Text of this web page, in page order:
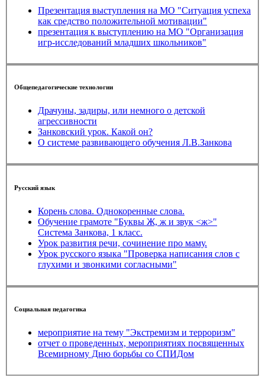
Презентация выступления на МО "Ситуация успеха
как средство положительной мотивации"
презентация к выступлению на МО "Организация
игр-исследований младших школьников"
Общепедагогические технологии
Драчуны, задиры, или немного о детской
агрессивности
Занковский урок. Какой он?
О системе развивающего обучения Л.В.Занкова
Русский язык
Корень слова. Однокоренные слова.
Обучение грамоте "Буквы Ж, ж и звук <ж>"
Система Занкова, 1 класс.
Урок развития речи, сочинение про маму.
Урок русского языка "Проверка написания слов с
глухими и звонкими согласными"
Социальная педагогика
мероприятие на тему "Экстремизм и терроризм"
отчет о проведенных, мероприятиях посвященных
Всемирному Дню борьбы со СПИДом